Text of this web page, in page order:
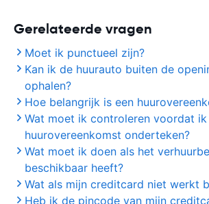
Gerelateerde vragen
Moet ik punctueel zijn?
Kan ik de huurauto buiten de
ophalen?
Hoe belangrijk is een
Wat moet ik controleren voordat
huurovereenkomst onderteken?
Wat moet ik doen als het
beschikbaar heeft?
Wat als mijn creditcard niet werkt
Heb ik de pincode van mijn